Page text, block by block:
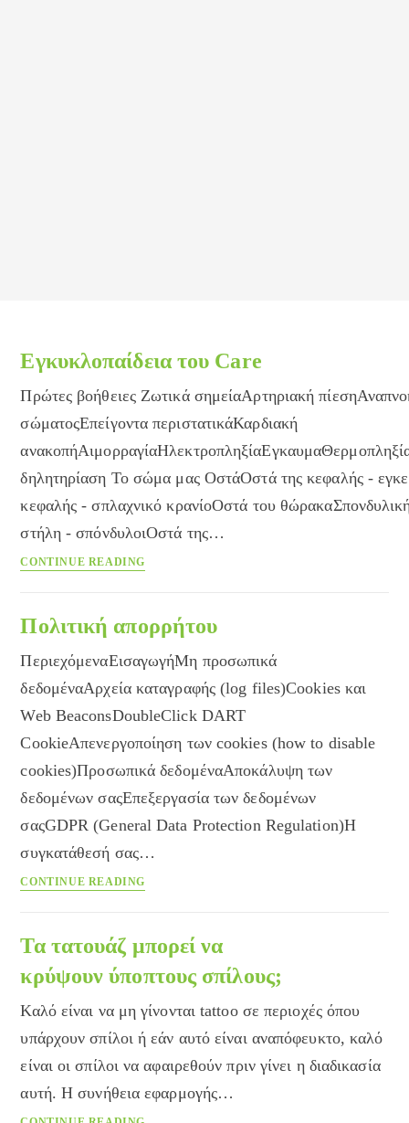
Εγκυκλοπαίδεια του Care
Πρώτες βοήθειες Ζωτικά σημείαΑρτηριακή
σώματοςΕπείγοντα περιστατικάΚαρδιακή
δηλητηρίαση Το σώμα μας ΟστάΟστά της κεφαλής -
κεφαλής - σπλαχνικό κρανίοΟστά του
στήλη - σπόνδυλοιΟστά της…
CONTINUE READING
Πολιτική απορρήτου
ΠεριεχόμεναΕισαγωγήΜη προσωπικά
δεδομέναΑρχεία καταγραφής (log files)Cookies και
Web BeaconsDoubleClick DART
CookieAπενεργοποίηση των cookies (how to disable
cookies)Προσωπικά δεδομέναΑποκάλυψη των
δεδομένων σαςΕπεξεργασία των δεδομένων
σαςGDPR (General Data Protection Regulation)Η
συγκατάθεσή σας…
CONTINUE READING
Τα τατουάζ μπορεί να
κρύψουν ύποπτους σπίλους;
Καλό είναι να μη γίνονται tattoo σε περιοχές όπου
υπάρχουν σπίλοι ή εάν αυτό είναι αναπόφευκτο, καλό
είναι οι σπίλοι να αφαιρεθούν πριν γίνει η διαδικασία
αυτή. Η συνήθεια εφαρμογής…